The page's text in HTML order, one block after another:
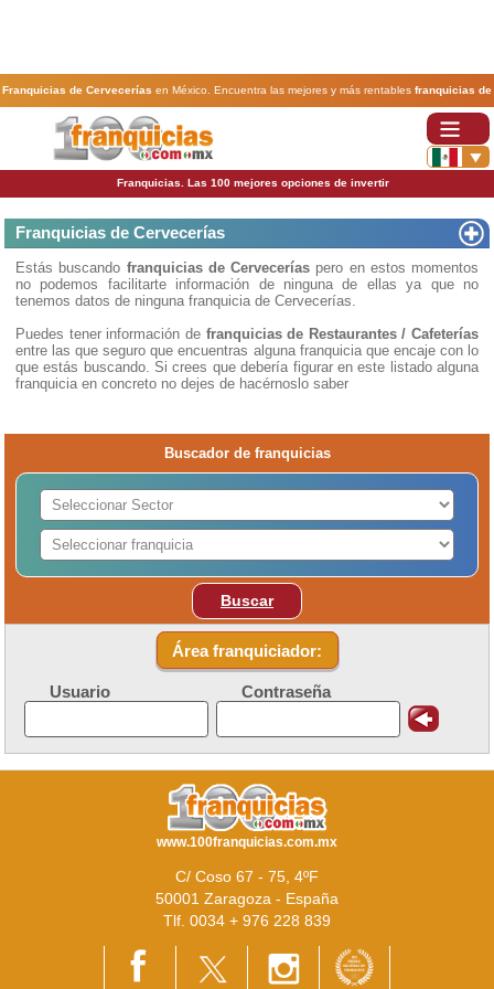
Franquicias de Cervecerías en México. Encuentra las mejores y más rentables franquicias de
Cervecerías. Abre tu negocio a través de una franquicia barata, rentable y segura.
Franquicias. Las 100 mejores opciones de invertir
Franquicias de Cervecerías
Estás buscando franquicias de Cervecerías pero en estos momentos
no podemos facilitarte información de ninguna de ellas ya que no
tenemos datos de ninguna franquicia de Cervecerías.
Puedes tener información de franquicias de Restaurantes / Cafeterías
entre las que seguro que encuentras alguna franquicia que encaje con lo
que estás buscando. Si crees que debería figurar en este listado alguna
franquicia en concreto no dejes de hacérnoslo saber
Buscador de franquicias
Buscar
Área franquiciador:
Usuario Contraseña
www.100franquicias.com.mx
C/ Coso 67 - 75, 4ºF
50001 Zaragoza - España
Tlf. 0034 + 976 228 839